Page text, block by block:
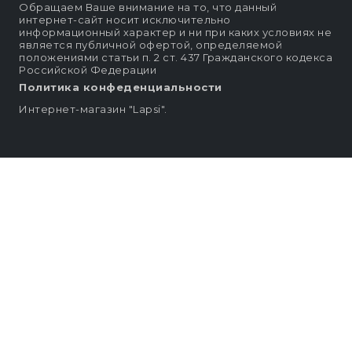
Обращаем Ваше внимание на то, что данный
интернет-сайт носит исключительно
информационный характер и ни при каких условиях не
является публичной офертой, определяемой
положениями статьи п. 2 ст. 437 Гражданского кодекса
Российской Федерации
Политика конфеденциальности
Интернет-магазин "Lapsi".